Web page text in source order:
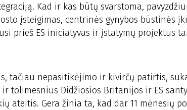
Kad ir kas būtų svarstoma,
įsteigimas, centrinės gynybos būstinės
prieš ES iniciatyvas ir įstatymų projektus
tačiau nepasitikėjimo ir kivirčų patirtis,
tolimesnius Didžiosios Britanijos ir ES
ateitis. Gera žinia ta, kad dar 11 mėnesių